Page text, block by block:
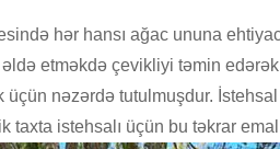
hər hansı ağac ununa
etməkdə çevikliyi təmin
nəzərdə tutulmuşdur.
taxta istehsalı üçün bu təkrar